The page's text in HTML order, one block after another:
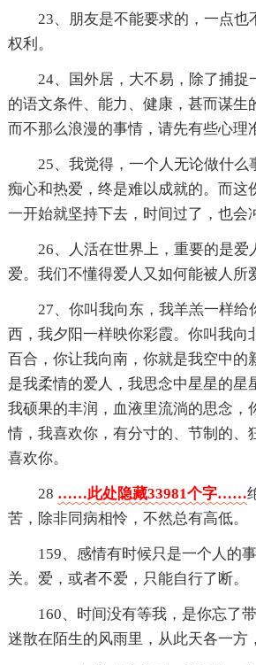
23、朋友是不能要求的，一点也
权利。
24、国外居，大不易，除了捕捉
的语文条件、能力、健康，甚而谋生
而不那么浪漫的事情，请先有些心理
25、我觉得，一个人无论做什么
痴心和热爱，终是难以成就的。而这
一开始就坚持下去，时间过了，也会
26、人活在世界上，重要的是爱
爱。我们不懂得爱人又如何能被人所
27、你叫我向东，我羊羔一样给
西，我夕阳一样映你彩霞。你叫我向
百合，你让我向南，你就是我空中的
是我柔情的爱人，我思念中星星的星
我硕果的丰润，血液里流淌的思念，
情，我喜欢你，有分寸的、节制的、
喜欢你。
28 ……此处隐藏33981个字……
苦，除非同病相怜，不然总有高低。
159、感情有时候只是一个人的
关。爱，或者不爱，只能自行了断。
160、时间没有等我，是你忘了
迷散在陌生的风雨里，从此天各一方